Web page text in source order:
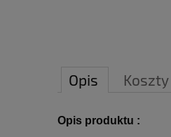
Opis
Opis produktu :